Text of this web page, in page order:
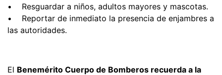
• Resguardar a niños, adultos mayores y mascotas.
• Reportar de inmediato la presencia de enjambres a
las autoridades.
El Benemérito Cuerpo de Bomberos recuerda a la